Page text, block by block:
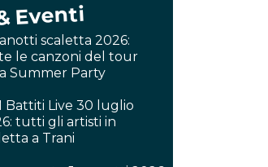
Eventi
scaletta 2026:
le canzoni del tour
Summer Party
Battiti Live 30 luglio
tutti gli artisti in
a Trani